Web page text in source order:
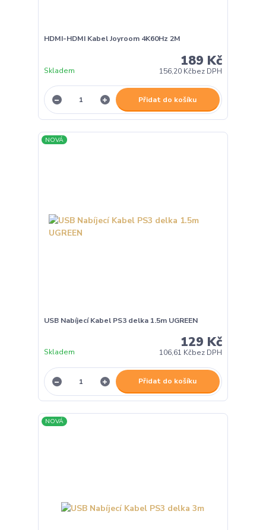
HDMI-HDMI Kabel Joyroom 4K60Hz 2M
189 Kč
156,20 Kčbez DPH
Skladem
Přidat do košíku
NOVÁ
USB Nabíjecí Kabel PS3 delka 1.5m UGREEN
129 Kč
106,61 Kčbez DPH
Skladem
Přidat do košíku
NOVÁ